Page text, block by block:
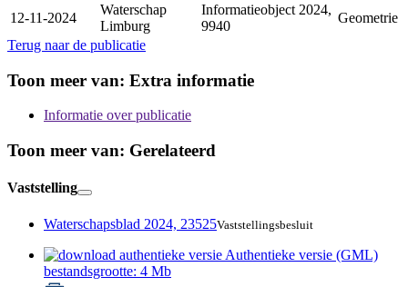
12-11-2024
Waterschap
Limburg
Informatieobject 2024,
9940
Geometrie
Terug naar de publicatie
Toon meer van: Extra informatie
Informatie over publicatie
Toon meer van: Gerelateerd
Vaststelling
Waterschapsblad 2024, 23525Vaststellingsbesluit
Authentieke versie (GML)
bestandsgrootte: 4 Mb